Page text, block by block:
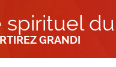
spirituel
GRANDI